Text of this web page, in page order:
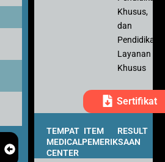
Khusus,
dan
Pendidikan
Layanan
Khusus
Sertifikat
TEMPAT
MEDICAL
CENTER
ITEM
PEMERIKSAAN
RESULT